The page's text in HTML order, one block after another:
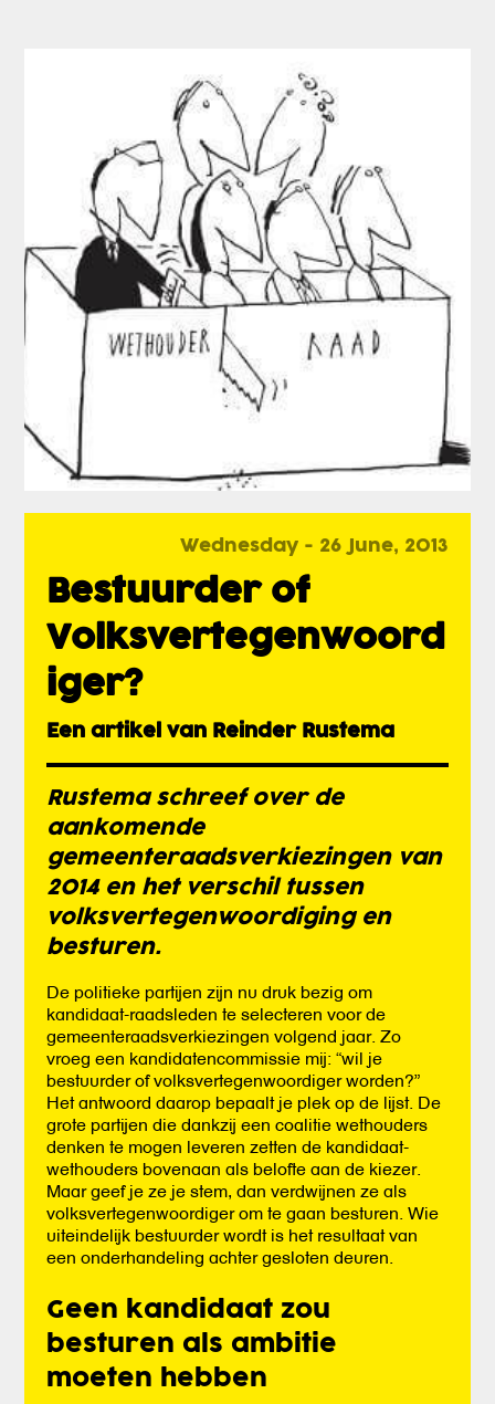
Wednesday - 26 June, 2013
Bestuurder of
Volksvertegenwoord
iger?
Een artikel van Reinder Rustema
Rustema schreef over de
aankomende
gemeenteraadsverkiezingen van
2014 en het verschil tussen
volksvertegenwoordiging en
besturen.
De politieke partijen zijn nu druk bezig om
kandidaat-raadsleden te selecteren voor de
gemeenteraadsverkiezingen volgend jaar. Zo
vroeg een kandidatencommissie mij: “wil je
bestuurder of volksvertegenwoordiger worden?”
Het antwoord daarop bepaalt je plek op de lijst. De
grote partijen die dankzij een coalitie wethouders
denken te mogen leveren zetten de kandidaat-
wethouders bovenaan als belofte aan de kiezer.
Maar geef je ze je stem, dan verdwijnen ze als
volksvertegenwoordiger om te gaan besturen. Wie
uiteindelijk bestuurder wordt is het resultaat van
een onderhandeling achter gesloten deuren.
Geen kandidaat zou
besturen als ambitie
moeten hebben